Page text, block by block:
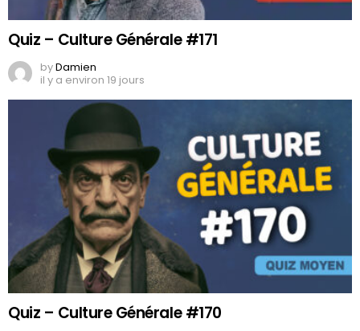
Quiz – Culture Générale #171
byDamien
il y a environ 19 jours
Quiz – Culture Générale #170